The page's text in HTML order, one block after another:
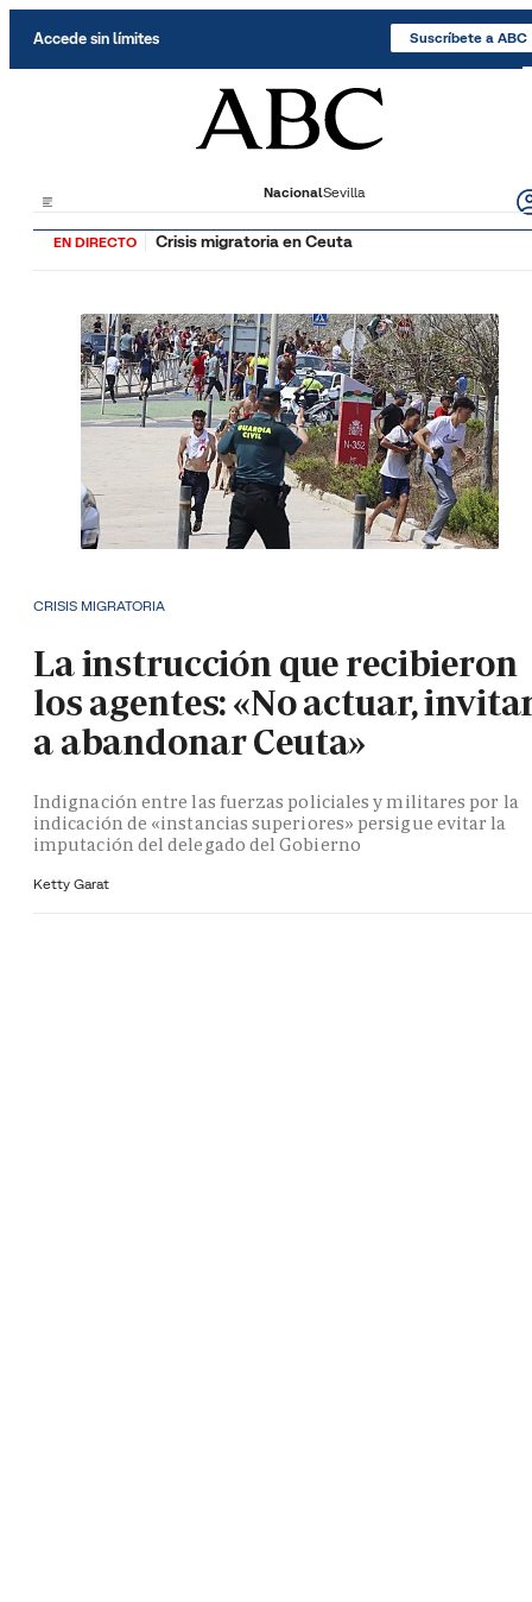
Accede sin límites Suscríbete a ABC
NacionalSevilla
EN DIRECTO Crisis migratoria en Ceuta
CRISIS MIGRATORIA
La instrucción que recibieron
los agentes: «No actuar,
a abandonar Ceuta»
Indignación entre las fuerzas policiales y militares por la
indicación de «instancias superiores» persigue evitar la
imputación del delegado del Gobierno
Ketty Garat